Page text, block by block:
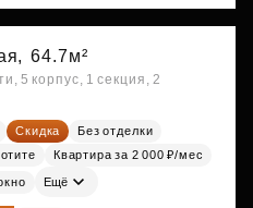
64.7м²
5 корпус, 1 секция, 2
Скидка
Без отделки
Квартира за 2 000 ₽/мес
Ещё